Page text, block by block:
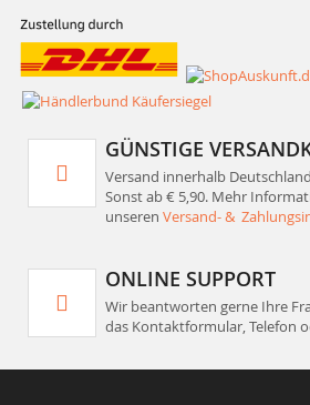
GÜNSTIGE
Versand innerhalb
Sonst ab € 5,90. Mehr
unseren Versand- &
ONLINE SUPPORT
Wir beantworten gerne Ihre
das Kontaktformular, Telefon